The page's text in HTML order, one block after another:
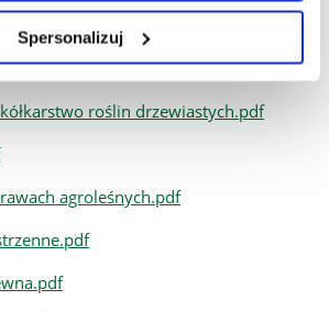
Spersonalizuj
krajobrazu.pdf
roślin drzewiastych.pdf
agroleśnych.pdf